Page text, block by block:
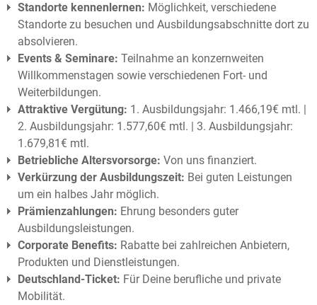
Standorte kennenlernen: Möglichkeit, verschiedene
Standorte zu besuchen und Ausbildungsabschnitte dort zu
absolvieren.
Events & Seminare: Teilnahme an konzernweiten
Willkommenstagen sowie verschiedenen Fort- und
Weiterbildungen.
Attraktive Vergütung: 1. Ausbildungsjahr: 1.466,19€ mtl. |
2. Ausbildungsjahr: 1.577,60€ mtl. | 3. Ausbildungsjahr:
1.679,81€ mtl.
Betriebliche Altersvorsorge: Von uns finanziert.
Verkürzung der Ausbildungszeit: Bei guten Leistungen
um ein halbes Jahr möglich.
Prämienzahlungen: Ehrung besonders guter
Ausbildungsleistungen.
Corporate Benefits: Rabatte bei zahlreichen Anbietern,
Produkten und Dienstleistungen.
Deutschland-Ticket: Für Deine berufliche und private
Mobilität.